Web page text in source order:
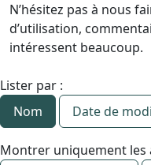
N’hésitez pas à nous
d’utilisation,
intéressent beaucoup.
Lister par :
Nom
Date de
Montrer uniquement les